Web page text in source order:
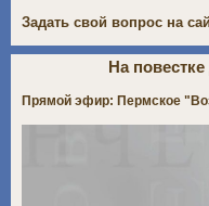
Задать свой вопрос на
На
Прямой эфир: Пермское